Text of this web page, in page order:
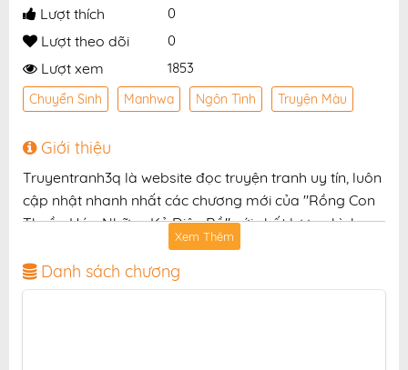
Lượt thích 0
Lượt theo dõi 0
Lượt xem 1853
Chuyển Sinh Manhwa Ngôn Tình Truyện Màu
Giới thiệu
Truyentranh3q là website đọc truyện tranh uy tín, luôn
cập nhật nhanh nhất các chương mới của "Rồng Con
Thuần Hóa Những Kẻ Điên Rồ" với chất lượng hình
ảnh sắc nét, bản dịch chuẩn và giao diện thân thiện,
mang đến trải nghiệm đọc truyện hấp dẫn, tiện lợi,
hoàn toàn miễn phí cho độc giả yêu thích truyện tranh
Xem Thêm
Danh sách chương